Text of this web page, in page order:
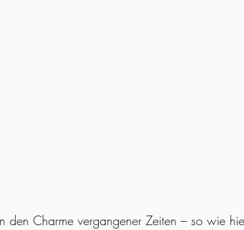
den Charme vergangener Zeiten – so wie